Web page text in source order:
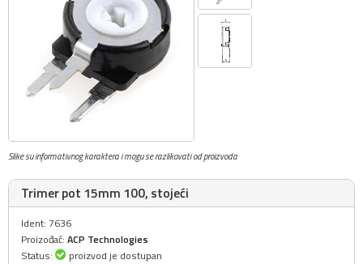
Slike su informativnog karaktera i mogu se razlikovati od proizvoda
Trimer pot 15mm 100, stojeći
Ident: 7636
Proizođač: ACP Technologies
Status:
proizvod je dostupan